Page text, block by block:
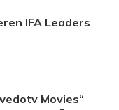
IFA Leaders
Movies“